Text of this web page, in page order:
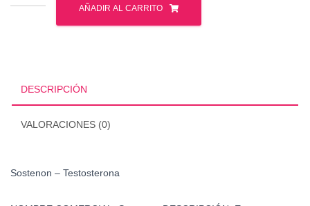
-
Testosterona
AÑADIR AL CARRITO
DESCRIPCIÓN
VALORACIONES (0)
Sostenon – Testosterona